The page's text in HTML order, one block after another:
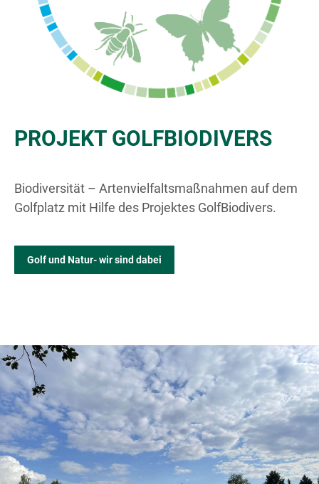
PROJEKT GOLFBIODIVERS
Biodiversität – Artenvielfaltsmaßnahmen auf dem
Golfplatz mit Hilfe des Projektes GolfBiodivers.
Golf und Natur- wir sind dabei